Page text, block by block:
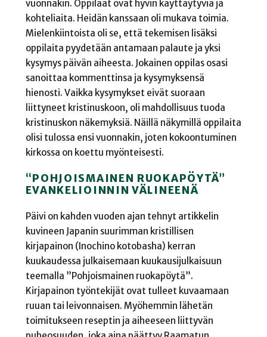
vuonnakin. Oppilaat ovat hyvin käyttäytyviä ja
kohteliaita. Heidän kanssaan oli mukava toimia.
Mielenkiintoista oli se, että tekemisen lisäksi
oppilaita pyydetään antamaan palaute ja yksi
kysymys päivän aiheesta. Jokainen oppilas osasi
sanoittaa kommenttinsa ja kysymyksensä
hienosti. Vaikka kysymykset eivät suoraan
liittyneet kristinuskoon, oli mahdollisuus tuoda
kristinuskon näkemyksiä. Näillä näkymillä oppilaita
olisi tulossa ensi vuonnakin, joten kokoontuminen
kirkossa on koettu myönteisesti.
“POHJOISMAINEN RUOKAPÖYTÄ”
EVANKELIOINNIN VÄLINEENÄ
Päivi on kahden vuoden ajan tehnyt artikkelin
kuvineen Japanin suurimman kristillisen
kirjapainon (Inochino kotobasha) kerran
kuukaudessa julkaisemaan kuukausijulkaisuun
teemalla ”Pohjoismainen ruokapöytä”.
Kirjapainon työntekijät ovat tulleet kuvaamaan
ruuan tai leivonnaisen. Myöhemmin lähetän
toimitukseen reseptin ja aiheeseen liittyvän